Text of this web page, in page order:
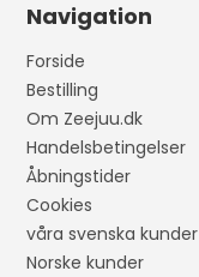
Navigation
Forside
Bestilling
Om Zeejuu.dk
Handelsbetingelser
Åbningstider
Cookies
våra svenska kunder
Norske kunder